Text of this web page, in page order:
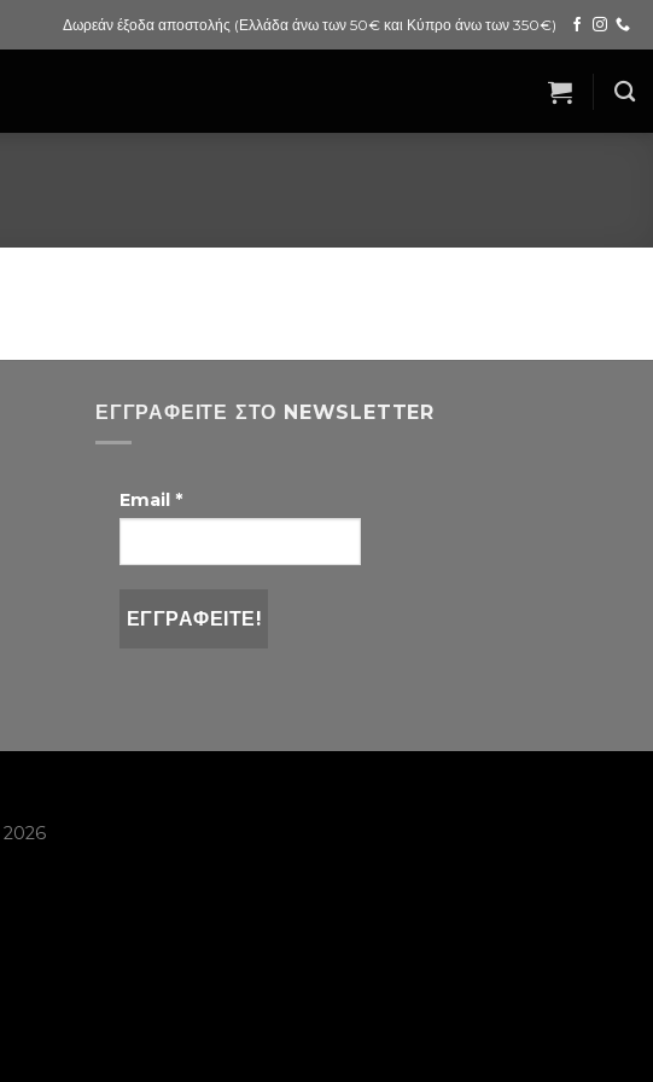
Δωρεάν έξοδα αποστολής (Ελλάδα άνω των 50€ και Κύπρο άνω των 350€)
ΕΓΓΡΑΦΕΊΤΕ ΣΤΟ NEWSLETTER
Email *
2026